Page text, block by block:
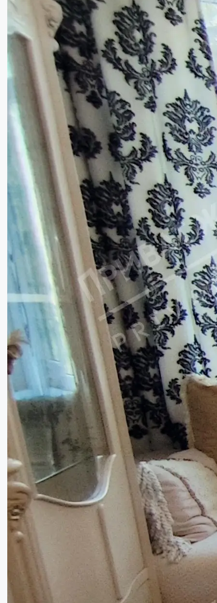
Панорамний вид на одну з головних архіте...